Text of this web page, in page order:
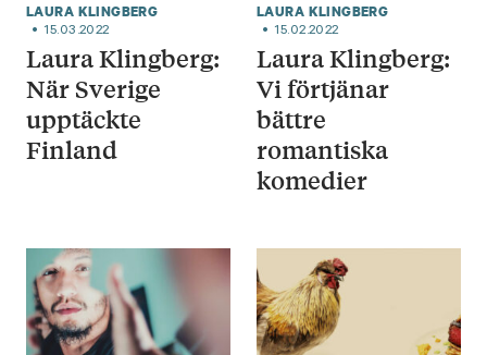
LAURA KLINGBERG
15.03.2022
Laura Klingberg:
När Sverige
upptäckte
Finland
LAURA KLINGBERG
15.02.2022
Laura Klingberg:
Vi förtjänar
bättre
romantiska
komedier